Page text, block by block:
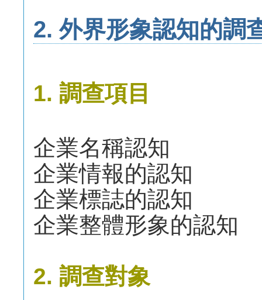
2. 外界形象認知的調
1. 調查項目
企業名稱認知
企業情報的認知
企業標誌的認知
企業整體形象的認知
2. 調查對象